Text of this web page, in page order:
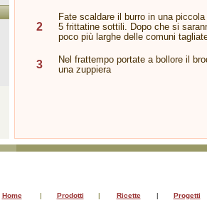
2
Fate scaldare il burro in una
5 frittatine sottili. Dopo che si
poco più larghe delle comuni
3
Nel frattempo portate a bollore il
una zuppiera
Home | Prodotti | Ricette | Progetti